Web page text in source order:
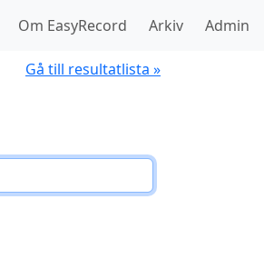
Om EasyRecord Arkiv Admin
Gå till resultatlista »